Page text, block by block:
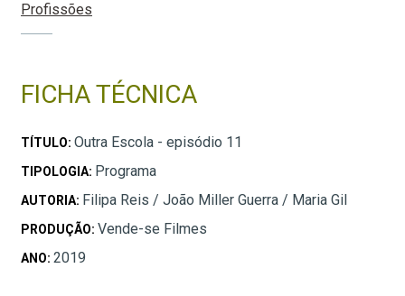
Profissões
FICHA TÉCNICA
TÍTULO: Outra Escola - episódio 11
TIPOLOGIA: Programa
AUTORIA: Filipa Reis / João Miller Guerra / Maria Gil
PRODUÇÃO: Vende-se Filmes
ANO: 2019